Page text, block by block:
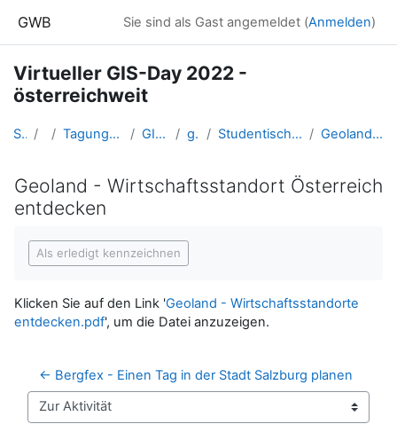
GWB Sie sind als Gast angemeldet (Anmelden)
Virtueller GIS-Day 2022 -
österreichweit
Startseite Kurse Tagungen, Events und Arbeitsgemeinschaften GW GIS-Day in Oberösterreich gisday2022_oe Studentische Arbeiten zum Gis-Day (Dokumentation exkl. Reflexion) Geoland - Wirtschaftsstandort Österreich entdecken
Geoland - Wirtschaftsstandort Österreich
entdecken
Als erledigt kennzeichnen
Klicken Sie auf den Link 'Geoland - Wirtschaftsstandorte
entdecken.pdf', um die Datei anzuzeigen.
← Bergfex - Einen Tag in der Stadt Salzburg planen
Zur Aktivität